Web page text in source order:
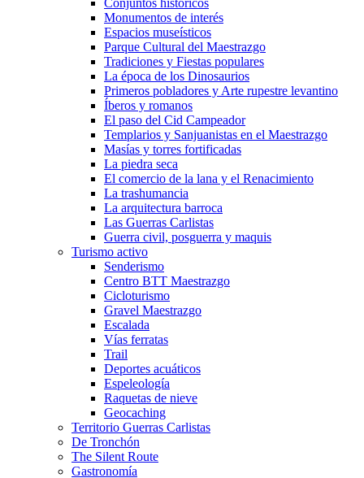
Conjuntos históricos
Monumentos de interés
Espacios museísticos
Parque Cultural del Maestrazgo
Tradiciones y Fiestas populares
La época de los Dinosaurios
Primeros pobladores y Arte rupestre levantino
Íberos y romanos
El paso del Cid Campeador
Templarios y Sanjuanistas en el Maestrazgo
Masías y torres fortificadas
La piedra seca
El comercio de la lana y el Renacimiento
La trashumancia
La arquitectura barroca
Las Guerras Carlistas
Guerra civil, posguerra y maquis
Turismo activo
Senderismo
Centro BTT Maestrazgo
Cicloturismo
Gravel Maestrazgo
Escalada
Vías ferratas
Trail
Deportes acuáticos
Espeleología
Raquetas de nieve
Geocaching
Territorio Guerras Carlistas
De Tronchón
The Silent Route
Gastronomía